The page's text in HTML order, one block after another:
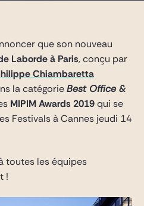
que son nouveau
Laborde à Paris, conçu par
Chiambaretta
la catégorieBest Office &
MIPIM Awards 2019qui se
Festivals à Cannes jeudi 14
toutes les équipes
!